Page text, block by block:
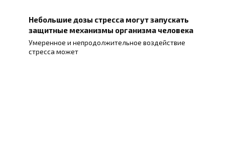
Небольшие дозы стресса могут запускать
защитные механизмы организма человека
Умеренное и непродолжительное воздействие
стресса может